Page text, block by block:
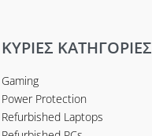
ΚΥΡΙΕΣ ΚΑΤΗΓΟΡΙΕΣ
Gaming
Power Protection
Refurbished Laptops